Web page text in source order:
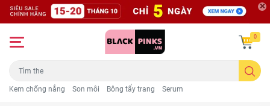
Kem chống nắng Son môi Bông tẩy trang Serum
0